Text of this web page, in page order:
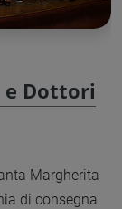
e Dottori
Margherita
di consegna